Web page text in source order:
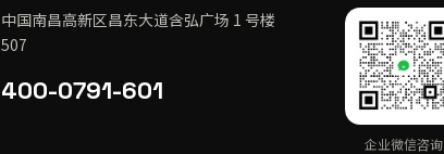
中国南昌高新区昌东大道含弘广场 1 号楼
507
400-0791-601
企业微信咨询